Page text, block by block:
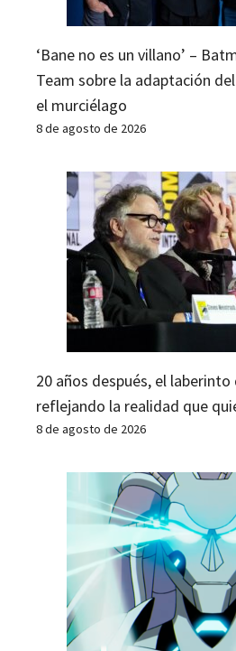
‘Bane no es un villano’ –
Team sobre la adaptación
el murciélago
8 de agosto de 2026
20 años después, el
reflejando la realidad que
8 de agosto de 2026